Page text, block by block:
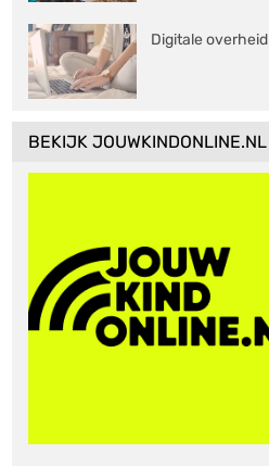
Digitale overheid
BEKIJK JOUWKINDONLINE.NL